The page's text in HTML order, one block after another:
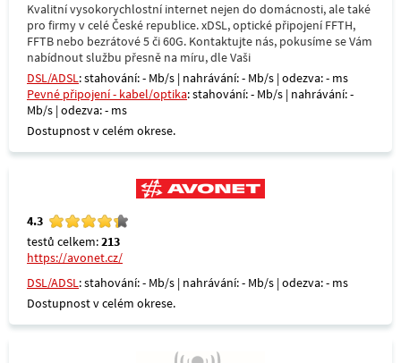
Kvalitní vysokorychlostní internet nejen do domácnosti, ale také
pro firmy v celé České republice. xDSL, optické připojení FFTH,
FFTB nebo bezrátové 5 či 60G. Kontaktujte nás, pokusíme se Vám
nabídnout službu přesně na míru, dle Vaši
DSL/ADSL: stahování: - Mb/s | nahrávání: - Mb/s | odezva: - ms
Pevné připojení - kabel/optika: stahování: - Mb/s | nahrávání: -
Mb/s | odezva: - ms
Dostupnost v celém okrese.
4.3
testů celkem:213
https://avonet.cz/
DSL/ADSL: stahování: - Mb/s | nahrávání: - Mb/s | odezva: - ms
Dostupnost v celém okrese.